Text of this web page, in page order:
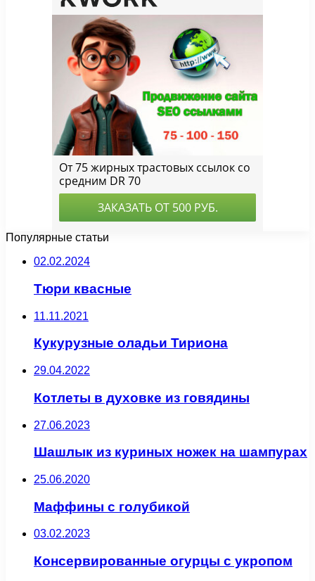
Популярные статьи
02.02.2024
Тюри квасные
11.11.2021
Кукурузные оладьи Тириона
29.04.2022
Котлеты в духовке из говядины
27.06.2023
Шашлык из куриных ножек на шампурах
25.06.2020
Маффины с голубикой
03.02.2023
Консервированные огурцы с укропом